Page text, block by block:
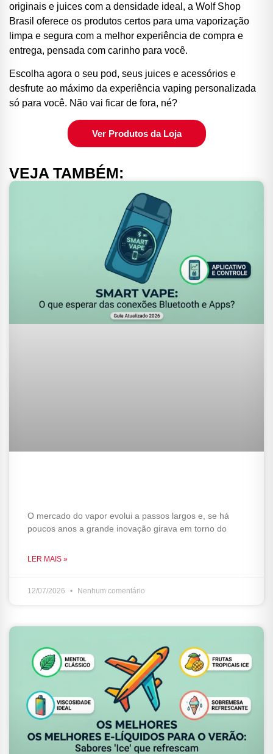
originais e juices com a densidade ideal, a Wolf Shop
Brasil oferece os produtos certos para uma vaporização
limpa e segura com a melhor experiência de compra e
entrega, pensada com carinho para você.
Escolha agora o seu pod, seus juices e acessórios e
desfrute ao máximo da experiência vaping personalizada
só para você. Não vai ficar de fora, né?
Ver Produtos da Loja
VEJA TAMBÉM:
O mercado do vapor evolui a passos largos e, se há
poucos anos a grande inovação girava em torno do
LER MAIS »
12/07/2026 Nenhum comentário